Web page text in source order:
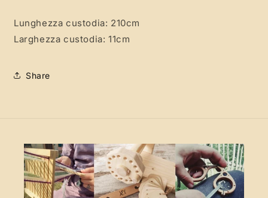
Lunghezza custodia: 210cm
Larghezza custodia: 11cm
Share